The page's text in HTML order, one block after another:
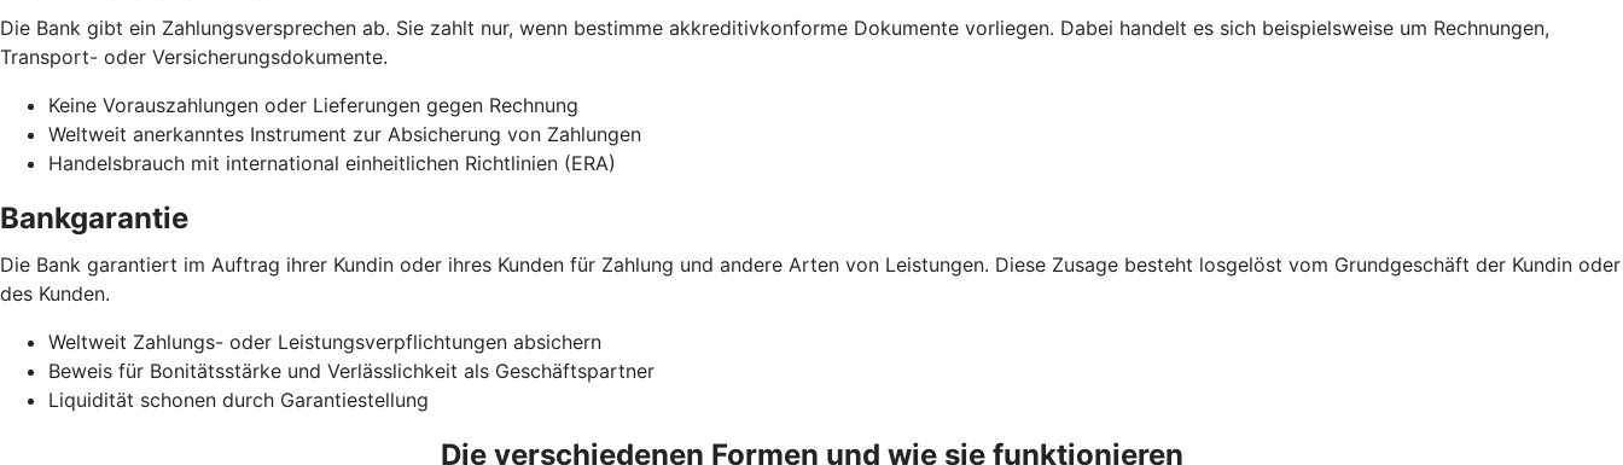
Die Bank gibt ein Zahlungsversprechen ab. Sie zahlt nur, wenn bestimme akkreditivkonforme Dokumente vorliegen. Dabei handelt es sich beispielsweise um Rechnungen,
Transport- oder Versicherungsdokumente.
Keine Vorauszahlungen oder Lieferungen gegen Rechnung
Weltweit anerkanntes Instrument zur Absicherung von Zahlungen
Handelsbrauch mit international einheitlichen Richtlinien (ERA)
Bankgarantie
Die Bank garantiert im Auftrag ihrer Kundin oder ihres Kunden für Zahlung und andere Arten von Leistungen. Diese Zusage besteht losgelöst vom Grundgeschäft der Kundin oder
des Kunden.
Weltweit Zahlungs- oder Leistungsverpflichtungen absichern
Beweis für Bonitätsstärke und Verlässlichkeit als Geschäftspartner
Liquidität schonen durch Garantiestellung
Die verschiedenen Formen und wie sie funktionieren